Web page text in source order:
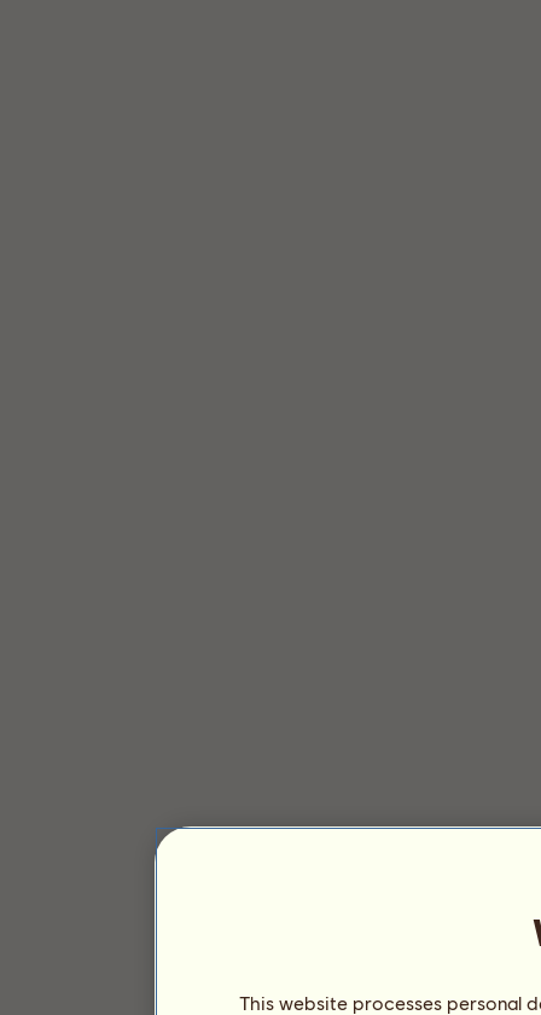
This website processes personal